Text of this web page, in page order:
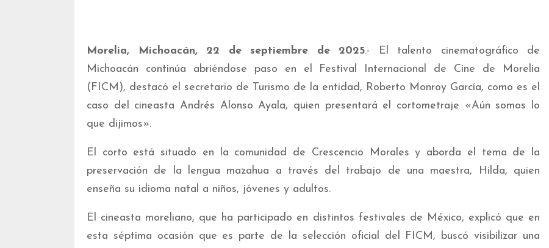
Morelia, Michoacán, 22 de septiembre de 2025.- El talento cinematográfico de
Michoacán continúa abriéndose paso en el Festival Internacional de Cine de Morelia
(FICM), destacó el secretario de Turismo de la entidad, Roberto Monroy García, como es el
caso del cineasta Andrés Alonso Ayala, quien presentará el cortometraje «Aún somos lo
que dijimos».
El corto está situado en la comunidad de Crescencio Morales y aborda el tema de la
preservación de la lengua mazahua a través del trabajo de una maestra, Hilda, quien
enseña su idioma natal a niños, jóvenes y adultos.
El cineasta moreliano, que ha participado en distintos festivales de México, explicó que en
esta séptima ocasión que es parte de la selección oficial del FICM, buscó visibilizar una